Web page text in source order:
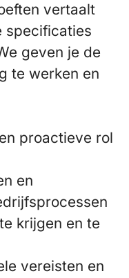
vertaalt
specificaties
geven je de
te werken en
proactieve rol
en
krijgen en te
vereisten en